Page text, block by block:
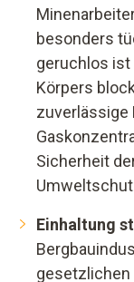
besonders
geruchlos
Körpers
zuverlässige
Sicherheit
Einhaltung
gesetzlichen